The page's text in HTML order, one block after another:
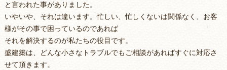
と言われた事がありました。
いやいや、それは違います。忙しい、忙しくないは関係なく、お客
様がその事で困っているのであれば
それを解決するのが私たちの役目です。
盛建築は、どんな小さなトラブルでもご相談があればすぐに対応さ
せて頂きます。